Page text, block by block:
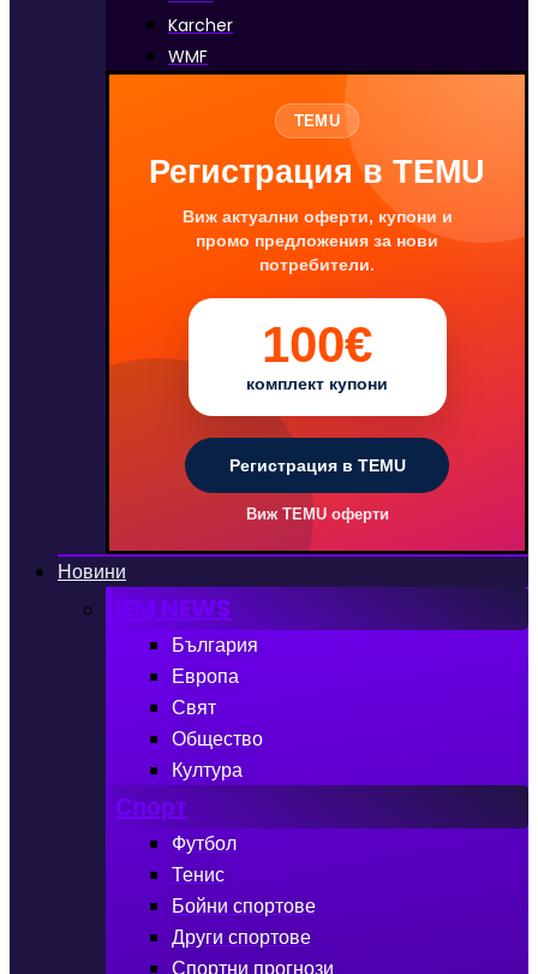
Karcher
WMF
TEMU
Регистрация в TEMU
Виж актуални оферти, купони и
промо предложения за нови
потребители.
100€
комплект купони
Регистрация в TEMU
Виж TEMU оферти
Новини
iEM NEWS
България
Европа
Свят
Общество
Култура
Спорт
Футбол
Тенис
Бойни спортове
Други спортове